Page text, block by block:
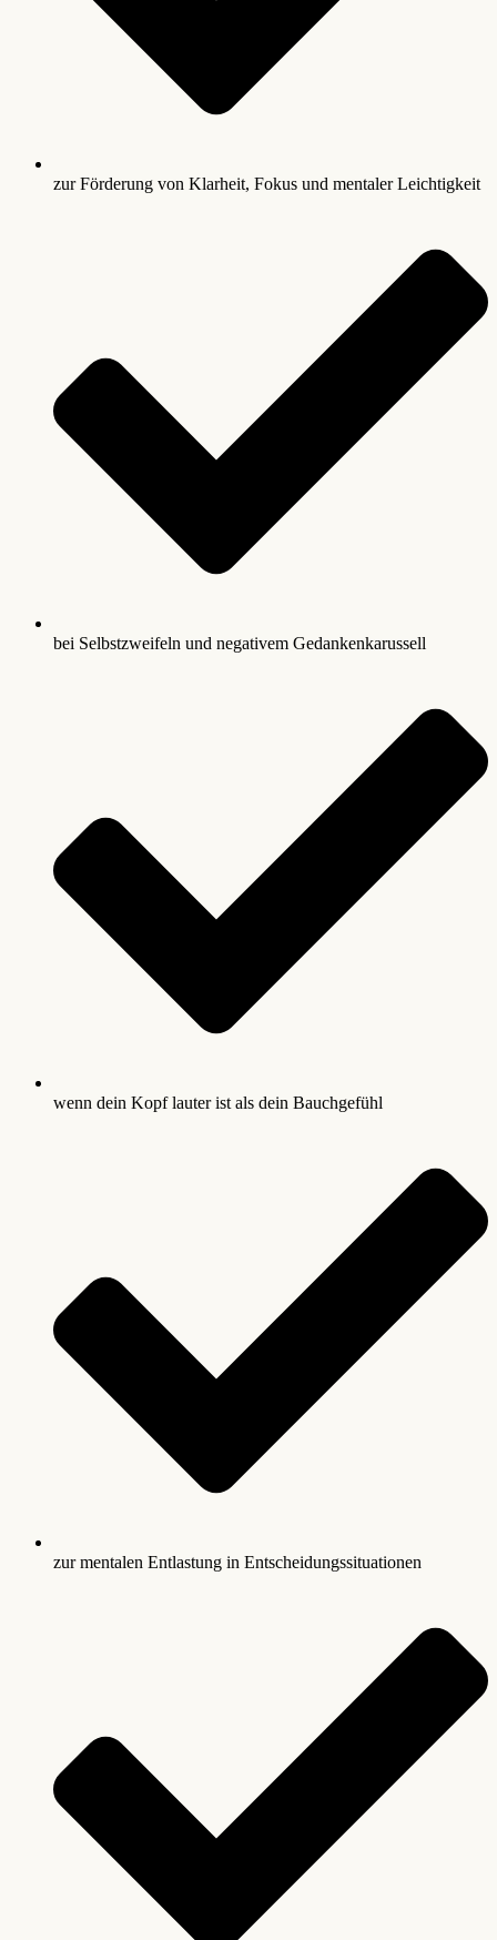
zur Förderung von Klarheit, Fokus und mentaler Leichtigkeit
bei Selbstzweifeln und negativem Gedankenkarussell
wenn dein Kopf lauter ist als dein Bauchgefühl
zur mentalen Entlastung in Entscheidungssituationen